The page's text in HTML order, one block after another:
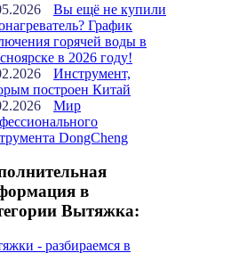
Вы ещё не купили
График
горячей воды в
в 2026 году!
Инструмент,
построен Китай
Мир
DongCheng
в
Вытяжка:
- разбираемся в